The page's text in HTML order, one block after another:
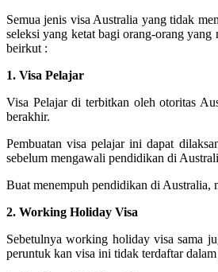
Semua jenis visa Australia yang tidak
seleksi yang ketat bagi orang-orang
beirkut :
1. Visa Pelajar
Visa Pelajar di terbitkan oleh otoritas
berakhir.
Pembuatan visa pelajar ini dapat
sebelum mengawali pendidikan di
Buat menempuh pendidikan di Australia,
2. Working Holiday Visa
Sebetulnya working holiday visa sama
peruntuk kan visa ini tidak terdaftar